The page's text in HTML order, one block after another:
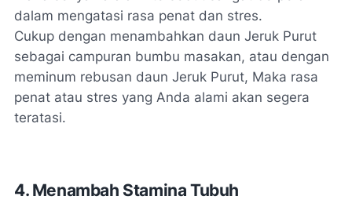
dalam mengatasi rasa penat dan stres.
Cukup dengan menambahkan daun Jeruk Purut
sebagai campuran bumbu masakan, atau dengan
meminum rebusan daun Jeruk Purut, Maka rasa
penat atau stres yang Anda alami akan segera
teratasi.
4. Menambah Stamina Tubuh